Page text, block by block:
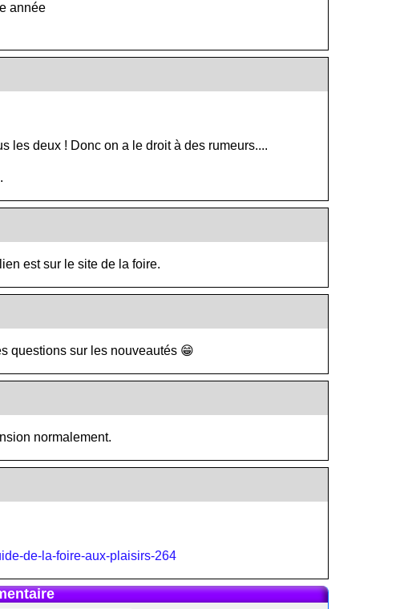
année
les deux ! Donc on a le droit à des rumeurs....
est sur le site de la foire.
questions sur les nouveautés 😁
normalement.
de-la-foire-aux-plaisirs-264